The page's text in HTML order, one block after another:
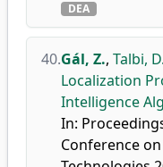
DEA
40.Gál, Z., Talbi, D.
Localization
Intelligence
In:
Conference